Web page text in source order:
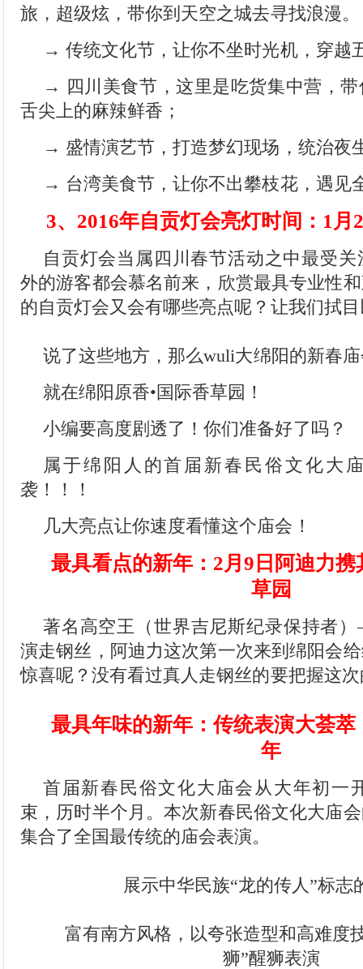
旅，超级炫，带你到天空之城去寻找浪漫。
→ 传统文化节，让你不坐时光机，穿越
→ 四川美食节，这里是吃货集中营，
舌尖上的麻辣鲜香；
→ 盛情演艺节，打造梦幻现场，统治夜
→ 台湾美食节，让你不出攀枝花，遇见
3、2016年自贡灯会亮灯时间：1月
自贡灯会当属四川春节活动之中最受
外的游客都会慕名前来，欣赏最具专业性
的自贡灯会又会有哪些亮点呢？让我们拭
说了这些地方，那么wuli大绵阳的新春
就在绵阳原香•国际香草园！
小编要高度剧透了！你们准备好了吗？
属于绵阳人的首届新春民俗文化大
袭！！！
几大亮点让你速度看懂这个庙会！
最具看点的新年：2月9日阿迪力
草园
著名高空王（世界吉尼斯纪录保持者
演走钢丝，阿迪力这次第一次来到绵阳会
惊喜呢？没有看过真人走钢丝的要把握这
最具年味的新年：传统表演大荟
年
首届新春民俗文化大庙会从大年初一
束，历时半个月。本次新春民俗文化大庙
集合了全国最传统的庙会表演。
展示中华民族“龙的传人”标志
富有南方风格，以夸张造型和高难度
狮”醒狮表演